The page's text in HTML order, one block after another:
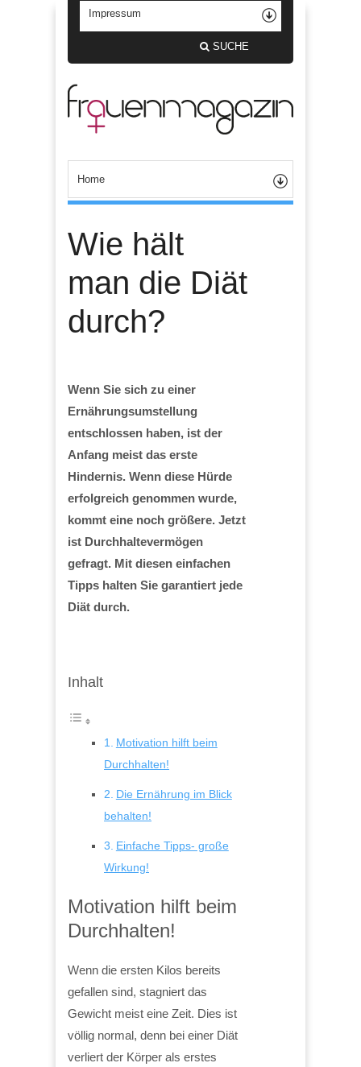
SUCHE
Wie hält
man die Diät
durch?
Wenn Sie sich zu einer
Ernährungsumstellung
entschlossen haben, ist der
Anfang meist das erste
Hindernis. Wenn diese Hürde
erfolgreich genommen wurde,
kommt eine noch größere. Jetzt
ist Durchhaltevermögen
gefragt. Mit diesen einfachen
Tipps halten Sie garantiert jede
Diät durch.
Inhalt
Motivation hilft beim
Durchhalten!
Die Ernährung im Blick
behalten!
Einfache Tipps- große
Wirkung!
Motivation hilft beim
Durchhalten!
Wenn die ersten Kilos bereits
gefallen sind, stagniert das
Gewicht meist eine Zeit. Dies ist
völlig normal, denn bei einer Diät
verliert der Körper als erstes